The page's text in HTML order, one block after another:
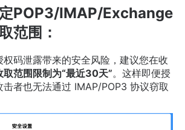
POP3/IMAP/Exchange
范围：
权码泄露带来的安全风险，建议您在收
取范围限制为“最近30天”。这样即便授
者也无法通过 IMAP/POP3 协议窃取